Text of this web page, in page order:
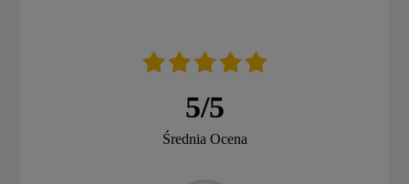
5/5
Średnia Ocena